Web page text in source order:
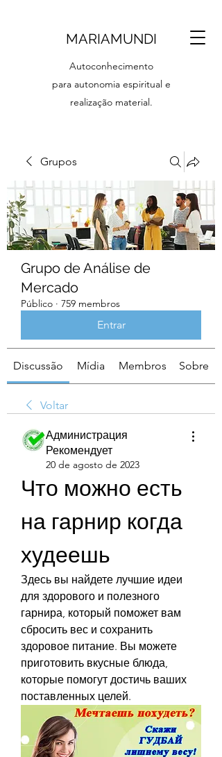
MARIAMUNDI
Autoconhecimento
para autonomia espiritual e
realização material.
Grupos
Grupo de Análise de
Mercado
Público · 759 membros
Entrar
Discussão Mídia Membros Sobre
Voltar
Администрация
Рекомендует
20 de agosto de 2023
Что можно есть
на гарнир когда
худеешь
Здесь вы найдете лучшие идеи
для здорового и полезного
гарнира, который поможет вам
сбросить вес и сохранить
здоровое питание. Вы можете
приготовить вкусные блюда,
которые помогут достичь ваших
поставленных целей.